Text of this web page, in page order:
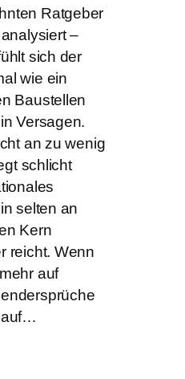
Ratgeber
–
sich der
wie ein
Baustellen
Versagen.
an zu wenig
schlicht
selten an
Kern
reicht. Wenn
auf
auf…